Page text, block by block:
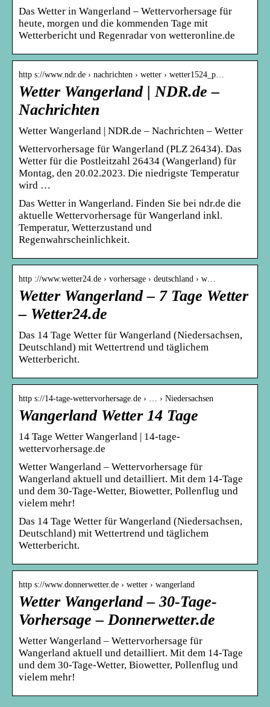
Das Wetter in Wangerland – Wettervorhersage für
heute, morgen und die kommenden Tage mit
Wetterbericht und Regenradar von wetteronline.de
http s://www.ndr.de › nachrichten › wetter › wetter1524_p…
Wetter Wangerland | NDR.de –
Nachrichten
Wetter Wangerland | NDR.de – Nachrichten – Wetter
Wettervorhersage für Wangerland (PLZ 26434). Das
Wetter für die Postleitzahl 26434 (Wangerland) für
Montag, den 20.02.2023. Die niedrigste Temperatur
wird …
Das Wetter in Wangerland. Finden Sie bei ndr.de die
aktuelle Wettervorhersage für Wangerland inkl.
Temperatur, Wetterzustand und
Regenwahrscheinlichkeit.
http ://www.wetter24.de › vorhersage › deutschland › w…
Wetter Wangerland – 7 Tage Wetter
– Wetter24.de
Das 14 Tage Wetter für Wangerland (Niedersachsen,
Deutschland) mit Wettertrend und täglichem
Wetterbericht.
http s://14-tage-wettervorhersage.de › … › Niedersachsen
Wangerland Wetter 14 Tage
14 Tage Wetter Wangerland | 14-tage-
wettervorhersage.de
Wetter Wangerland – Wettervorhersage für
Wangerland aktuell und detailliert. Mit dem 14-Tage
und dem 30-Tage-Wetter, Biowetter, Pollenflug und
vielem mehr!
Das 14 Tage Wetter für Wangerland (Niedersachsen,
Deutschland) mit Wettertrend und täglichem
Wetterbericht.
http s://www.donnerwetter.de › wetter › wangerland
Wetter Wangerland – 30-Tage-
Vorhersage – Donnerwetter.de
Wetter Wangerland – Wettervorhersage für
Wangerland aktuell und detailliert. Mit dem 14-Tage
und dem 30-Tage-Wetter, Biowetter, Pollenflug und
vielem mehr!